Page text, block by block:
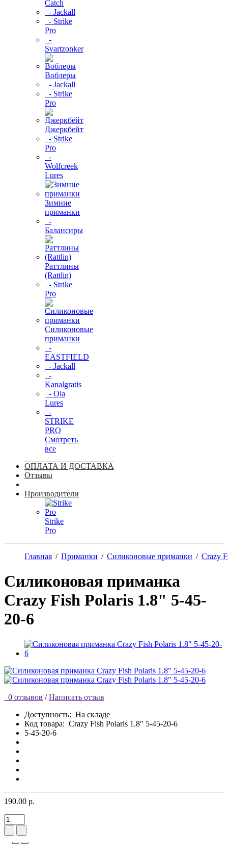
Catch
- Jackall
- Strike
Pro
-
Svartzonker
Воблеры
- Jackall
- Strike
Pro
Джеркбейт
- Strike
Pro
-
Wolfcreek
Lures
Зимние
приманки
-
Балансиры
Раттлины
(Rattlin)
- Strike
Pro
Силиконовые
приманки
-
EASTFIELD
- Jackall
-
Kanalgratis
- Ola
Lures
-
STRIKE
PRO
Смотреть
все
ОПЛАТА И ДОСТАВКА
Отзывы
Производители
Strike
Pro
Главная / Приманки / Силиконовые приманки / Crazy
Силиконовая приманка
Crazy Fish Polaris 1.8" 5-45-
20-6
0 отзывов / Написать отзыв
Доступность: На складе
Код товара: Crazy Fish Polaris 1.8" 5-45-20-6
5-45-20-6
190.00 р.